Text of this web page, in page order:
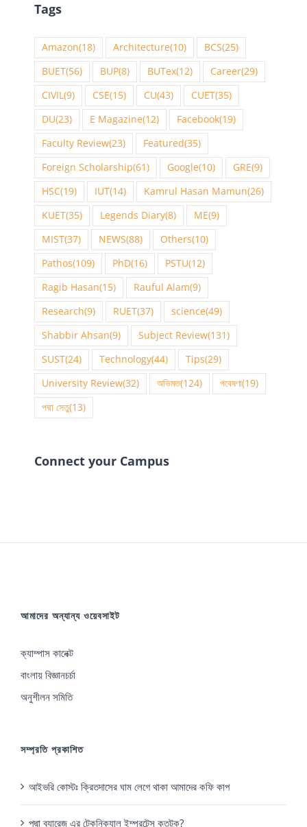
Tags
Amazon(18) Architecture(10) BCS(25)
BUET(56) BUP(8) BUTex(12) Career(29)
CIVIL(9) CSE(15) CU(43) CUET(35)
DU(23) E Magazine(12) Facebook(19)
Faculty Review(23) Featured(35)
Foreign Scholarship(61) Google(10) GRE(9)
HSC(19) IUT(14) Kamrul Hasan Mamun(26)
KUET(35) Legends Diary(8) ME(9)
MIST(37) NEWS(88) Others(10)
Pathos(109) PhD(16) PSTU(12)
Ragib Hasan(15) Rauful Alam(9)
Research(9) RUET(37) science(49)
Shabbir Ahsan(9) Subject Review(131)
SUST(24) Technology(44) Tips(29)
University Review(32) অভিমত(124) গবেষণা(19)
পদ্মা সেতু(13)
Connect your Campus
আমাদের অন্যান্য ওয়েবসাইট
ক্যাম্পাস কানেক্ট
বাংলায় বিজ্ঞানচর্চা
অনুশীলন সমিতি
সম্প্রতি প্রকাশিত
আইভরি কোস্টঃ ক্রিতদাসের ঘাম লেগে থাকা আমাদের কফি কাপ
পদ্মা ব্যারেজ এর টেকনিক্যাল ইম্পরটেন্স কতটুকু?